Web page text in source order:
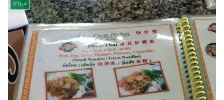
グルメ